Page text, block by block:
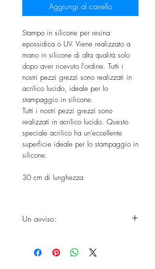
Aggiungi al carrello
Stampo in silicone per resina
epossidica o UV. Viene realizzato a
mano in silicone di alta qualità solo
dopo aver ricevuto l'ordine. Tutti i
nostri pezzi grezzi sono realizzati in
acrilico lucido, ideale per lo
stampaggio in silicone.
Tutti i nostri pezzi grezzi sono
realizzati in acrilico lucido. Questo
speciale acrilico ha un'eccellente
superficie ideale per lo stampaggio in
silicone.
30 cm di lunghezza
Un avviso:
prodotti non arriveranno prima della